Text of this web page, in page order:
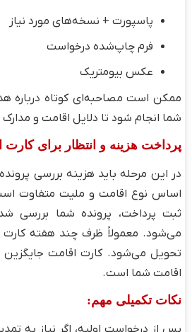
پاسپورت + نسخه‌های مورد نیاز
فرم چاپ‌شده درخواست
عکس بیومتریک
ممکن است مصاحبه‌ای کوتاه درباره
شما انجام شود تا دلایل اقامت و
پرداخت هزینه و انتظار برای کارت
در این مرحله باید هزینه بررسی
اساس نوع اقامت و ملیت متفاوت
ثبت پرداخت، پرونده شما بررسی
می‌شود. معمولاً ظرف چند هفته
تحویل می‌شود. کارت اقامت
اقامت شما است.
نکات تکمیلی مهم: